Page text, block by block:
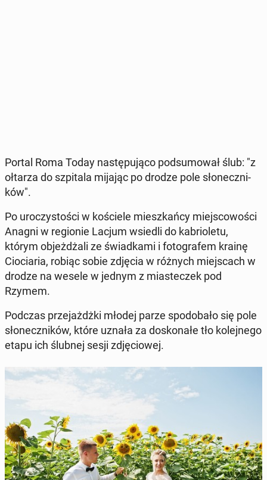
Portal Roma Today na­stę­pu­ją­co pod­su­mo­wał ślub: "z
ołtarza do szpi­ta­la mijając po drodze pole sło­necz­ni­
ków".
Po uro­czy­sto­ści w ko­ście­le miesz­kań­cy miej­sco­wo­ści
Anagni w re­gio­nie Lacjum wsiedli do ka­brio­le­tu,
którym ob­jeż­dża­li ze świad­ka­mi i fo­to­gra­fem krainę
Cio­cia­ria, robiąc sobie zdjęcia w różnych miej­scach w
drodze na wesele w jednym z mia­ste­czek pod
Rzymem.
Podczas prze­jażdż­ki młodej parze spodo­ba­ło się pole
sło­necz­ni­ków, które uznała za do­sko­na­łe tło ko­lej­ne­go
etapu ich ślubnej sesji zdję­cio­wej.